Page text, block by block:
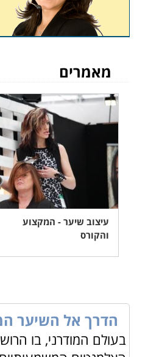
מלבד זאת סוגי
ניתן למצוא בקורסים
איך לבחור
כל מעצב שמעוניין
לבחור קורסלימודי
בנוסף מומלץ לבדוק
צרכיכם על ידי ליווי
מאמרים
עיצוב שיער - המקצוע
והקורס
הדרך אל השיער
בעולם המודרני, בו